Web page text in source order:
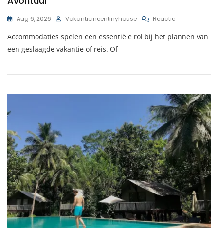
Aug 6, 2026 Vakantieineentinyhouse ReactieOp
De
Volgende
Avontuur
Accommodaties spelen een essentiële rol bij het plannen van
een geslaagde vakantie of reis. Of